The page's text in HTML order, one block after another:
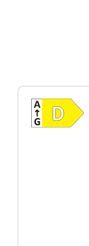
Effizienz (A-G)